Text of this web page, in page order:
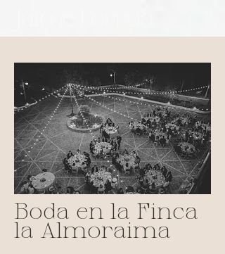
Boda en la Finca
la Almoraima